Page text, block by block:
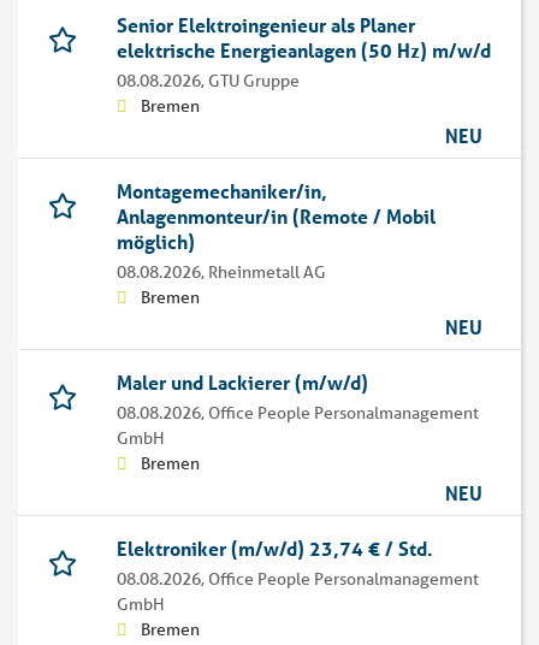
Senior Elektroingenieur als Planer
elektrische Energieanlagen (50 Hz) m/w/d
08.08.2026, GTU Gruppe
Bremen
NEU
Montagemechaniker/in,
Anlagenmonteur/in (Remote / Mobil
möglich)
08.08.2026, Rheinmetall AG
Bremen
NEU
Maler und Lackierer (m/w/d)
08.08.2026, Office People Personalmanagement
GmbH
Bremen
NEU
Elektroniker (m/w/d) 23,74 € / Std.
08.08.2026, Office People Personalmanagement
GmbH
Bremen